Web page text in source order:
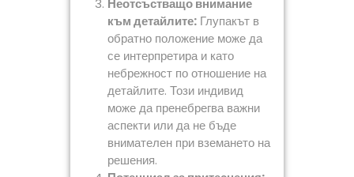
Неотсъстващо внимание
към детайлите: Глупакът в
обратно положение може да
се интерпретира и като
небрежност по отношение на
детайлите. Този индивид
може да пренебрегва важни
аспекти или да не бъде
внимателен при вземането на
решения.